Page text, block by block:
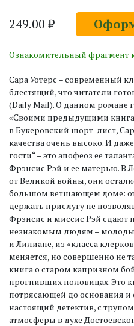
249.00 ₽
Ознакомительный фрагмент
Сара Уотерс – современный
блестящий, что читатели
(Daily Mail). О данном романе
«Своими предыдущими
в Букеровский шорт-лист,
качества очень высоко. И
гости“ – это апофеоз ее
Фрэнсис Рэй и ее матерью. В
от Великой войны, они
большом ветшающем доме:
держать прислугу не
Фрэнсис и миссис Рэй сдают
незнакомым людям –
и Лилиане, из «класса
меняется, но совершенно не
книга о старом капризном
прогнивших половицах. Это
потрясающей до основания и
настоящий детектив, с
атмосферы в духе